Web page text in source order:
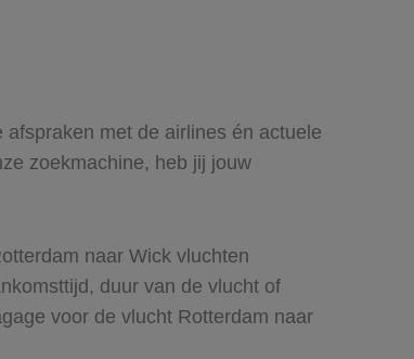
met de airlines én actuele
zoekmachine, heb jij jouw
naar Wick vluchten
duur van de vlucht of
voor de vlucht Rotterdam naar